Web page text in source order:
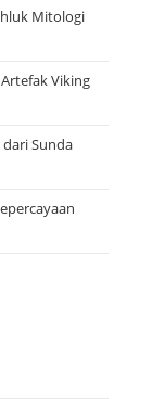
Mitologi
Viking
dari Sunda